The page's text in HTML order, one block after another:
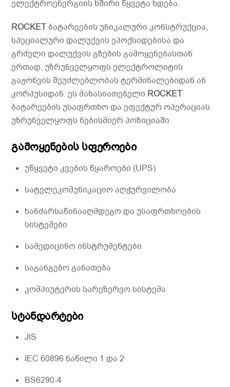
ელექტროენერგიის ხშირი წყვეტა ხდება.
ROCKETბატარეების უნიკალური კონსტრუქცია,
სპეციალური დალუქვის ეპოქსიდებისა და
გრძელი დალუქვის გზების გამოყენებასთან
ერთად, უზრუნველყოფს ელექტროლიტის
გაჟონვის შეუძლებლობას ტერმინალებიდან ან
კორპუსიდან. ეს მახასიათებელი ROCKET
ბატარეების უსაფრთხო და ეფექტურ ოპერაციას
უზრუნველყოფს ნებისმიერ პოზიციაში.
გამოყენების სფეროები
უწყვეტი კვების წყაროები (UPS)
სატელეკომუნიკაციო აღჭურვილობა
ხანძარსაწინააღმდეგო და უსაფრთხოების
სისტემები
სამედიცინო ინსტრუმენტები
საგანგებო განათება
კომპიუტერის სარეზერვო სისტემა
სტანდარტები
JIS
IEC 60896 ნაწილი 1 და 2
BS6290-4